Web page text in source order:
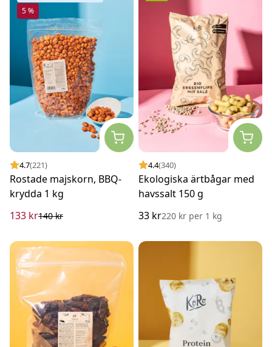
5 %
4.7(221)
Rostade majskorn, BBQ-
krydda 1 kg
133 kr140 kr
4.4(340)
Ekologiska ärtbågar med
havssalt 150 g
33 kr220 kr per 1 kg